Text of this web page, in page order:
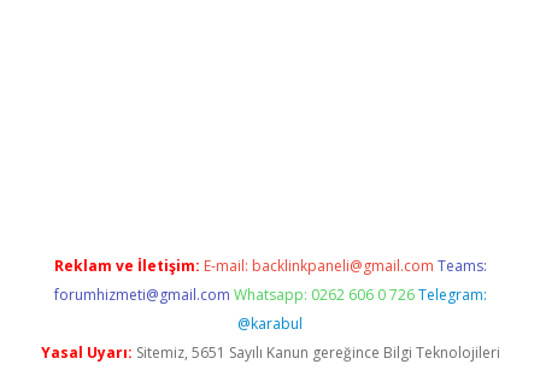
Reklam ve İletişim: E-mail: backlinkpaneli@gmail.com Teams:
forumhizmeti@gmail.com Whatsapp: 0262 606 0 726 Telegram:
@karabul
Yasal Uyarı: Sitemiz, 5651 Sayılı Kanun gereğince Bilgi Teknolojileri